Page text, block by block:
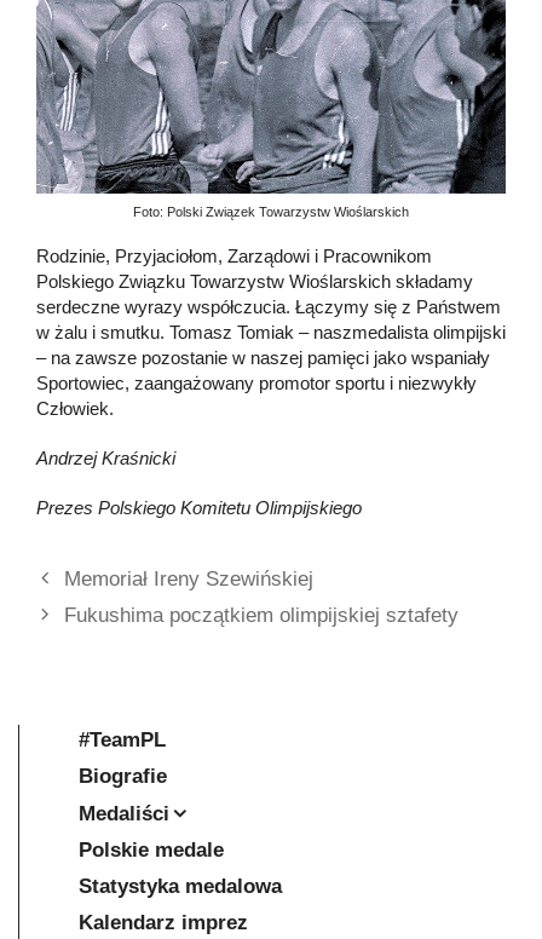
Foto: Polski Związek Towarzystw Wioślarskich
Rodzinie, Przyjaciołom, Zarządowi i Pracownikom
Polskiego Związku Towarzystw Wioślarskich składamy
serdeczne wyrazy współczucia. Łączymy się z Państwem
w żalu i smutku. Tomasz Tomiak – naszmedalista olimpijski
– na zawsze pozostanie w naszej pamięci jako wspaniały
Sportowiec, zaangażowany promotor sportu i niezwykły
Człowiek.
Andrzej Kraśnicki
Prezes Polskiego Komitetu Olimpijskiego
Memoriał Ireny Szewińskiej
Fukushima początkiem olimpijskiej sztafety
#TeamPL
Biografie
Medaliści
Polskie medale
Statystyka medalowa
Kalendarz imprez